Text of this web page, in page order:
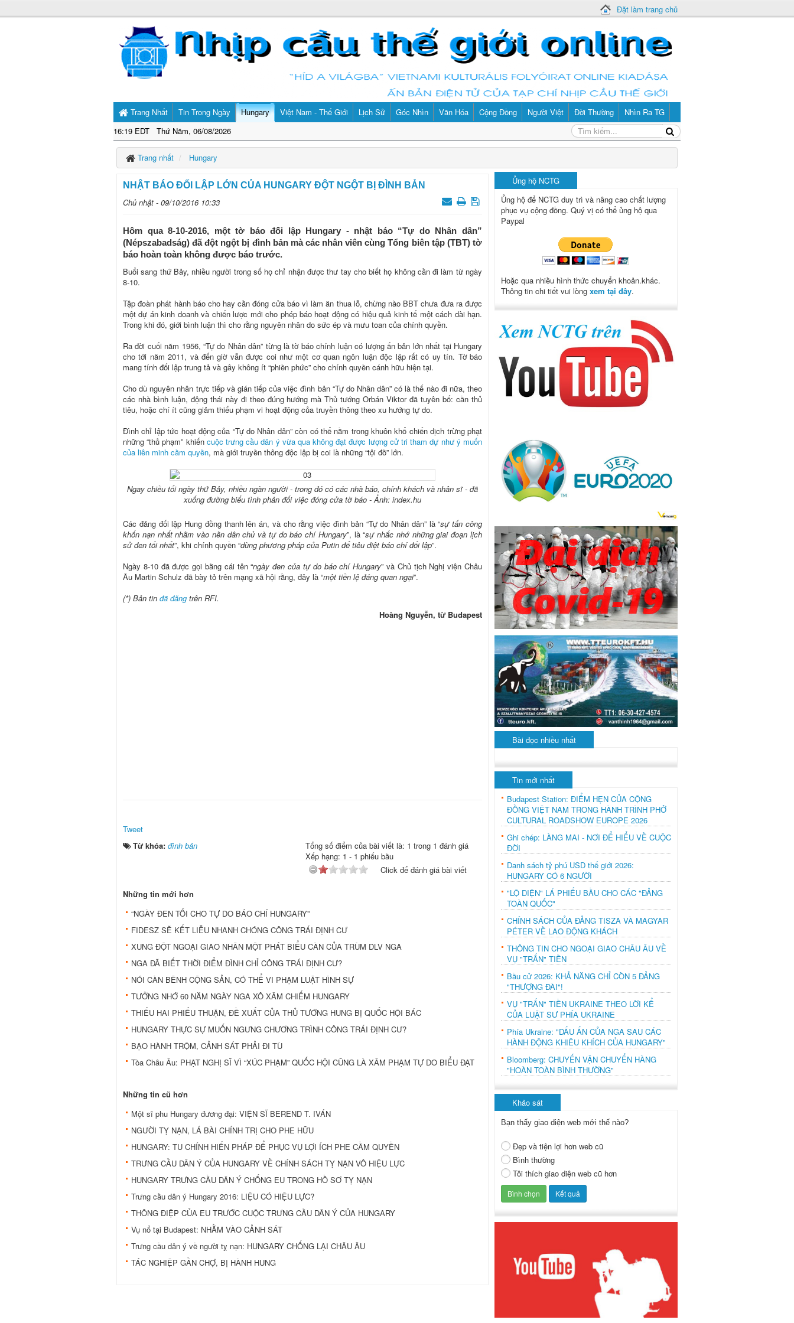
Đặt làm trang chủ
Trang Nhất
16:19 EDT Thứ Năm, 06/08/2026
Tin Trong Ngày Hungary Việt Nam - Thế Giới Lịch Sử Góc Nhìn Văn Hóa Cộng Đồng Người Việt Đời Thường Nhìn Ra TG
Trang nhất Hungary
NHẬT BÁO ĐỐI LẬP LỚN CỦA HUNGARY ĐỘT NGỘT BỊ ĐÌNH BẢN
Chủ nhật - 09/10/2016 10:33
Hôm qua 8-10-2016, một tờ báo đối lập Hungary - nhật báo “Tự do Nhân dân”
(Népszabadság) đã đột ngột bị đình bản mà các nhân viên cùng Tổng biên tập (TBT) tờ
báo hoàn toàn không được báo trước.
Buổi sang thứ Bảy, nhiều người trong số họ chỉ nhận được thư tay cho biết họ không cần đi làm từ ngày
8-10.
Tập đoàn phát hành báo cho hay cần đóng cửa báo vì làm ăn thua lỗ, chừng nào BBT chưa đưa ra được
một dự án kinh doanh và chiến lược mới cho phép báo hoạt động có hiệu quả kinh tế một cách dài hạn.
Trong khi đó, giới bình luận thì cho rằng nguyên nhân do sức ép và mưu toan của chính quyền.
Ra đời cuối năm 1956, “Tự do Nhân dân” từng là tờ báo chính luận có lượng ấn bản lớn nhất tại Hungary
cho tới năm 2011, và đến giờ vẫn được coi như một cơ quan ngôn luận độc lập rất có uy tín. Tờ báo
mang tính đối lập trung tả và gây không ít “phiền phức” cho chính quyền cánh hữu hiện tại.
Cho dù nguyên nhân trực tiếp và gián tiếp của việc đình bản “Tự do Nhân dân” có là thế nào đi nữa, theo
các nhà bình luận, động thái này đi theo đúng hướng mà Thủ tướng Orbán Viktor đã tuyên bố: cần thủ
tiêu, hoặc chí ít cũng giảm thiểu phạm vi hoạt động của truyền thông theo xu hướng tự do.
Đình chỉ lập tức hoạt động của “Tự do Nhân dân” còn có thể nằm trong khuôn khổ chiến dịch trừng phạt
những “thủ phạm” khiến cuộc trưng cầu dân ý vừa qua không đạt được lượng cử tri tham dự như ý muốn
của liên minh cầm quyền, mà giới truyền thông độc lập bị coi là những “tội đồ” lớn.
Ngay chiều tối ngày thứ Bảy, nhiều ngàn người - trong đó có các nhà báo, chính khách và nhân sĩ - đã
xuống đường biểu tình phản đối việc đóng cửa tờ báo - Ảnh: index.hu
Các đảng đối lập Hung đồng thanh lên án, và cho rằng việc đình bản “Tự do Nhân dân” là “sự tấn công
khốn nạn nhất nhằm vào nền dân chủ và tự do báo chí Hungary”, là “sự nhắc nhớ những giai đoạn lịch
sử đen tối nhất”, khi chính quyền “dùng phương pháp của Putin để tiêu diệt báo chí đối lập”.
Ngày 8-10 đã được gọi bằng cái tên “ngày đen của tự do báo chí Hungary” và Chủ tịch Nghị viện Châu
Âu Martin Schulz đã bày tỏ trên mạng xã hội rằng, đây là “một tiền lệ đáng quan ngại”.
(*) Bản tin đã đăng trên RFI.
Hoàng Nguyễn, từ Budapest
Tweet
Từ khóa: đình bản
Tổng số điểm của bài viết là: 1 trong 1 đánh giá
Xếp hạng: 1 - 1 phiếu bầu
Click để đánh giá bài viết
Những tin mới hơn
“NGÀY ĐEN TỐI CHO TỰ DO BÁO CHÍ HUNGARY”
FIDESZ SẼ KẾT LIỄU NHANH CHÓNG CÔNG TRÁI ĐỊNH CƯ
XUNG ĐỘT NGOẠI GIAO NHÂN MỘT PHÁT BIỂU CÀN CỦA TRÙM DLV NGA
NGA ĐÃ BIẾT THỜI ĐIỂM ĐÌNH CHỈ CÔNG TRÁI ĐỊNH CƯ?
NÓI CÀN BÊNH CỘNG SẢN, CÓ THỂ VI PHẠM LUẬT HÌNH SỰ
TƯỞNG NHỚ 60 NĂM NGÀY NGA XÔ XÂM CHIẾM HUNGARY
THIẾU HAI PHIẾU THUẬN, ĐỀ XUẤT CỦA THỦ TƯỚNG HUNG BỊ QUỐC HỘI BÁC
HUNGARY THỰC SỰ MUỐN NGƯNG CHƯƠNG TRÌNH CÔNG TRÁI ĐỊNH CƯ?
BẠO HÀNH TRỘM, CẢNH SÁT PHẢI ĐI TÙ
Tòa Châu Âu: PHẠT NGHỊ SĨ VÌ “XÚC PHẠM” QUỐC HỘI CŨNG LÀ XÂM PHẠM TỰ DO BIỂU ĐẠT
Những tin cũ hơn
Một sĩ phu Hungary đương đại: VIỆN SĨ BEREND T. IVÁN
NGƯỜI TỴ NẠN, LÁ BÀI CHÍNH TRỊ CHO PHE HỮU
HUNGARY: TU CHÍNH HIẾN PHÁP ĐỂ PHỤC VỤ LỢI ÍCH PHE CẦM QUYỀN
TRƯNG CẦU DÂN Ý CỦA HUNGARY VỀ CHÍNH SÁCH TỴ NẠN VÔ HIỆU LỰC
HUNGARY TRƯNG CẦU DÂN Ý CHỐNG EU TRONG HỒ SƠ TỴ NẠN
Trưng cầu dân ý Hungary 2016: LIỆU CÓ HIỆU LỰC?
THÔNG ĐIỆP CỦA EU TRƯỚC CUỘC TRƯNG CẦU DÂN Ý CỦA HUNGARY
Vụ nổ tại Budapest: NHẰM VÀO CẢNH SÁT
Trưng cầu dân ý về người tỵ nạn: HUNGARY CHỐNG LẠI CHÂU ÂU
TÁC NGHIỆP GẦN CHỢ, BỊ HÀNH HUNG
Ủng hộ NCTG
Ủng hộ để NCTG duy trì và nâng cao chất lượng
phục vụ cộng đồng. Quý vị có thể ủng hộ qua
Paypal
Hoặc qua nhiều hình thức chuyển khoản.khác.
Thông tin chi tiết vui lòng xem tại đây.
Bài đọc nhiều nhất
Tin mới nhất
Budapest Station: ĐIỂM HẸN CỦA CỘNG
ĐỒNG VIỆT NAM TRONG HÀNH TRÌNH PHỞ
CULTURAL ROADSHOW EUROPE 2026
Ghi chép: LÀNG MAI - NƠI ĐỂ HIỂU VỀ CUỘC
ĐỜI
Danh sách tỷ phú USD thế giới 2026:
HUNGARY CÓ 6 NGƯỜI
"LỘ DIỆN" LÁ PHIẾU BẦU CHO CÁC "ĐẢNG
TOÀN QUỐC"
CHÍNH SÁCH CỦA ĐẢNG TISZA VÀ MAGYAR
PÉTER VỀ LAO ĐỘNG KHÁCH
THÔNG TIN CHO NGOẠI GIAO CHÂU ÂU VỀ
VỤ "TRẤN" TIỀN
Bầu cử 2026: KHẢ NĂNG CHỈ CÒN 5 ĐẢNG
"THƯỢNG ĐÀI"!
VỤ "TRẤN" TIỀN UKRAINE THEO LỜI KỂ
CỦA LUẬT SƯ PHÍA UKRAINE
Phía Ukraine: "DẤU ẤN CỦA NGA SAU CÁC
HÀNH ĐỘNG KHIÊU KHÍCH CỦA HUNGARY"
Bloomberg: CHUYẾN VẬN CHUYỂN HÀNG
"HOÀN TOÀN BÌNH THƯỜNG"
Khảo sát
Bạn thấy giao diện web mới thế nào?
Đẹp và tiện lợi hơn web cũ
Bình thường
Tôi thích giao diện web cũ hơn